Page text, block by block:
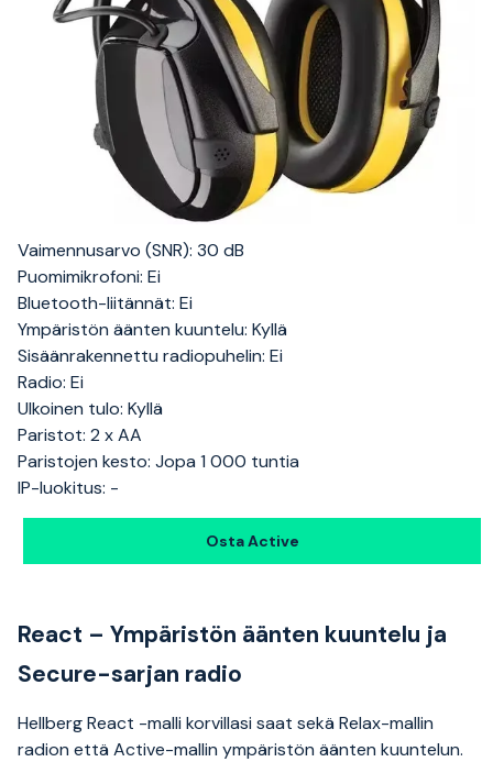
Vaimennusarvo (SNR): 30 dB
Puomimikrofoni: Ei
Bluetooth-liitännät: Ei
Ympäristön äänten kuuntelu: Kyllä
Sisäänrakennettu radiopuhelin: Ei
Radio: Ei
Ulkoinen tulo: Kyllä
Paristot: 2 x AA
Paristojen kesto: Jopa 1 000 tuntia
IP-luokitus: -
Osta Active
React – Ympäristön äänten kuuntelu ja
Secure-sarjan radio
Hellberg React -malli korvillasi saat sekä Relax-mallin
radion että Active-mallin ympäristön äänten kuuntelun.